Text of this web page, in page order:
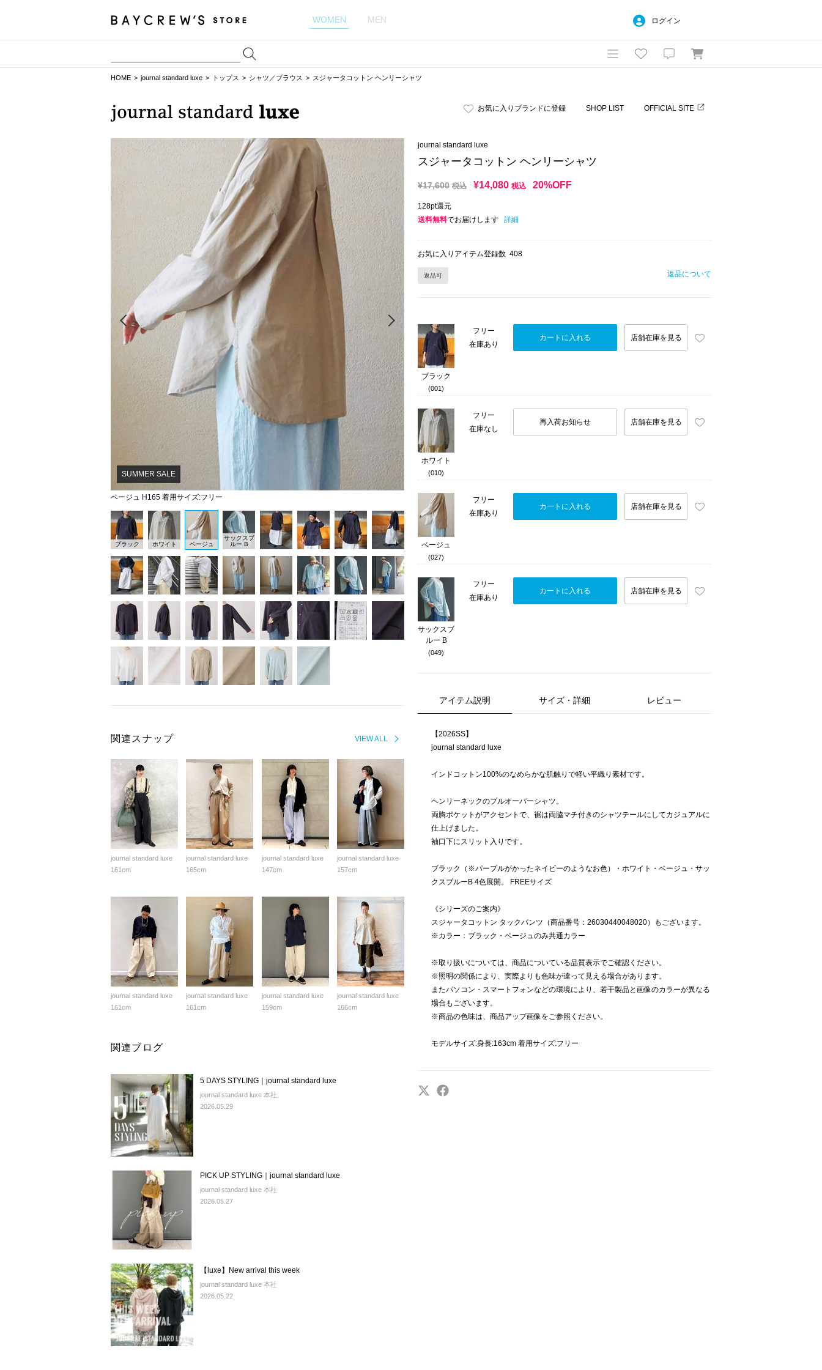
WOMEN MEN ログイン
HOME journal standard luxe トップス シャツ／ブラウス スジャータコットン ヘンリーシャツ
お気に入りブランドに登録 SHOP LIST OFFICIAL SITE
ベージュ H165 着用サイズ:フリー
SUMMER SALE
ブラック ホワイト ベージュ
サックスブ
ルー B
VIEW ALL
関連スナップ
journal standard luxe
161cm
journal standard luxe
165cm
journal standard luxe
147cm
journal standard luxe
157cm
journal standard luxe
161cm
journal standard luxe
161cm
journal standard luxe
159cm
journal standard luxe
166cm
関連ブログ
5 DAYS STYLING｜journal standard luxe
journal standard luxe 本社
2026.05.29
PICK UP STYLING｜journal standard luxe
journal standard luxe 本社
2026.05.27
【luxe】New arrival this week
journal standard luxe 本社
2026.05.22
journal standard luxe
スジャータコットン ヘンリーシャツ
¥17,600 税込 ¥14,080 税込 20%OFF
128pt還元
送料無料でお届けします 詳細
お気に入りアイテム登録数 408
返品可 返品について
ブラック
(001)
フリー
在庫あり
カートに入れる 店舗在庫を見る
ホワイト
(010)
フリー
在庫なし
再入荷お知らせ 店舗在庫を見る
ベージュ
(027)
フリー
在庫あり
カートに入れる 店舗在庫を見る
サックスブ
ルー B
(049)
フリー
在庫あり
カートに入れる 店舗在庫を見る
アイテム説明 サイズ・詳細 レビュー
【2026SS】
journal standard luxe
インドコットン100%のなめらかな肌触りで軽い平織り素材です。
ヘンリーネックのプルオーバーシャツ。
両胸ポケットがアクセントで、裾は両脇マチ付きのシャツテールにしてカジュアルに
仕上げました。
袖口下にスリット入りです。
ブラック（※パープルがかったネイビーのようなお色）・ホワイト・ベージュ・サッ
クスブルーB 4色展開。 FREEサイズ
《シリーズのご案内》
スジャータコットン タックパンツ（商品番号：26030440048020）もございます。
※カラー：ブラック・ベージュのみ共通カラー
※取り扱いについては、商品についている品質表示でご確認ください。
※照明の関係により、実際よりも色味が違って見える場合があります。
またパソコン・スマートフォンなどの環境により、若干製品と画像のカラーが異なる
場合もございます。
※商品の色味は、商品アップ画像をご参照ください。
モデルサイズ:身長:163cm 着用サイズ:フリー